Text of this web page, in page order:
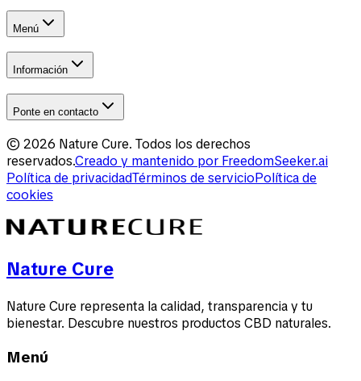
Menú
Información
Ponte en contacto
© 2026 Nature Cure. Todos los derechos
reservados.Creado y mantenido por FreedomSeeker.ai
Política de privacidadTérminos de servicioPolítica de
cookies
Nature Cure
Nature Cure representa la calidad, transparencia y tu
bienestar. Descubre nuestros productos CBD naturales.
Menú